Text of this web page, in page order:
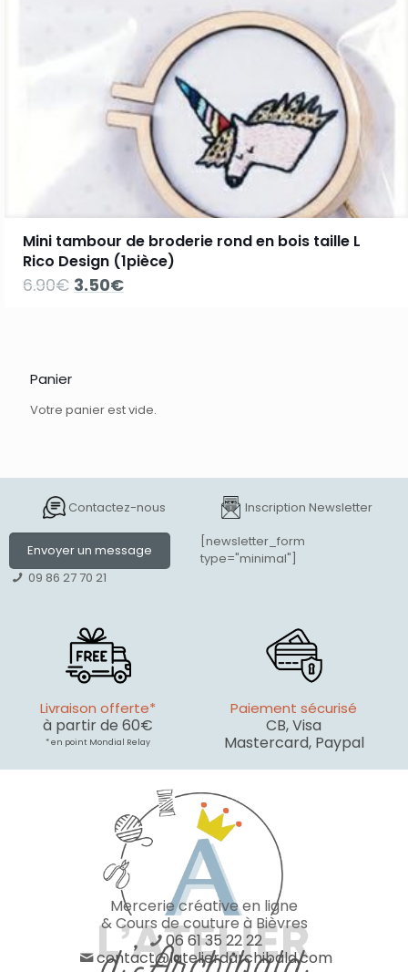
Mini tambour de broderie rond en bois taille L
Rico Design (1pièce)
6.90€ Le
3.50€Le
Panier
Votre panier est vide.
Contactez-nous
Envoyer un message
09 86 27 70 21
Inscription Newsletter
[newsletter_form
type="minimal"]
Livraison offerte*
à partir de 60€
* en point Mondial Relay
Paiement sécurisé
CB, Visa
Mastercard, Paypal
Mercerie créative en ligne
& Cours de couture à Bièvres
06 61 35 22 22
contact@latelierdarchibald.com